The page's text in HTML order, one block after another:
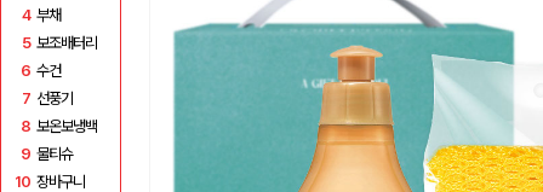
4 부채
5 보조배터리
6 수건
7 선풍기
8 보온보냉백
9 물티슈
10 장바구니